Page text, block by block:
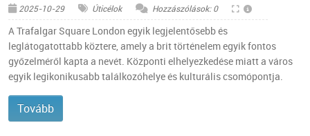
2025-10-29 Úticélok Hozzászólások: 0
A Trafalgar Square London egyik legjelentősebb és
leglátogatottabb köztere, amely a brit történelem egyik fontos
győzelméről kapta a nevét. Központi elhelyezkedése miatt a város
egyik legikonikusabb találkozóhelye és kulturális csomópontja.
Tovább